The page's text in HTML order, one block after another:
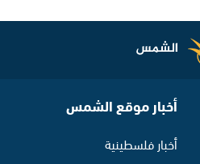
أخبار موقع الشمس
أخبار فلسطينية